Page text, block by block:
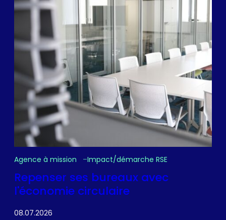
Agence à mission Impact/démarche RSE
Repenser ses bureaux avec
l'économie circulaire
08.07.2026